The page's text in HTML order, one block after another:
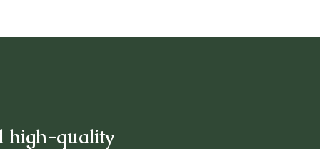
high-quality